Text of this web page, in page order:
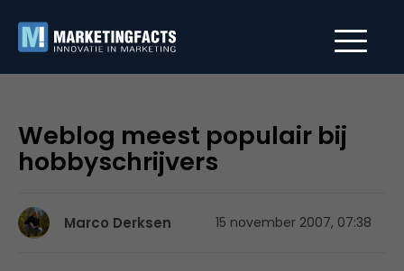
Weblog meest populair bij
hobbyschrijvers
Marco Derksen 15 november 2007, 07:38